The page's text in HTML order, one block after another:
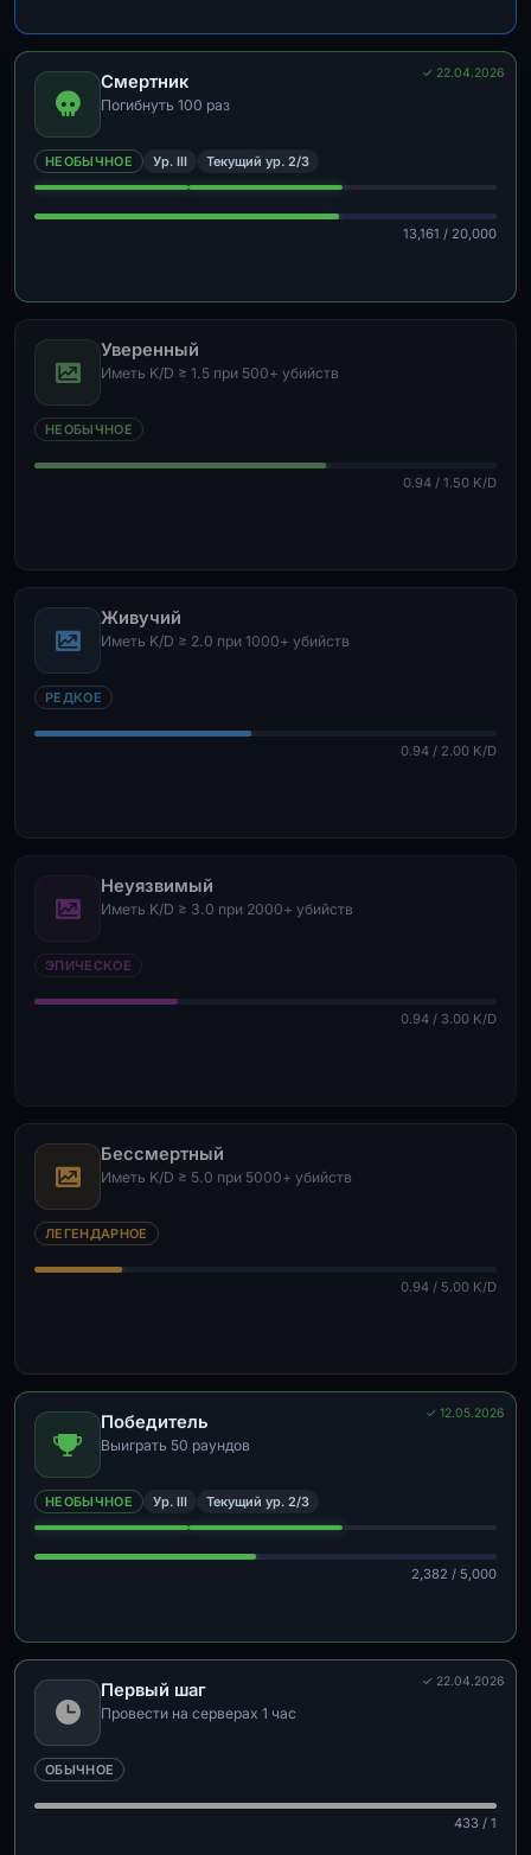
✓ 22.04.2026
Смертник
Погибнуть 100 раз
НЕОБЫЧНОЕ Ур. III Текущий ур. 2/3
13,161 / 20,000
Уверенный
Иметь K/D ≥ 1.5 при 500+ убийств
НЕОБЫЧНОЕ
0.94 / 1.50 K/D
Живучий
Иметь K/D ≥ 2.0 при 1000+ убийств
РЕДКОЕ
0.94 / 2.00 K/D
Неуязвимый
Иметь K/D ≥ 3.0 при 2000+ убийств
ЭПИЧЕСКОЕ
0.94 / 3.00 K/D
Бессмертный
Иметь K/D ≥ 5.0 при 5000+ убийств
ЛЕГЕНДАРНОЕ
0.94 / 5.00 K/D
✓ 12.05.2026
Победитель
Выиграть 50 раундов
НЕОБЫЧНОЕ Ур. III Текущий ур. 2/3
2,382 / 5,000
✓ 22.04.2026
Первый шаг
Провести на серверах 1 час
ОБЫЧНОЕ
433 / 1